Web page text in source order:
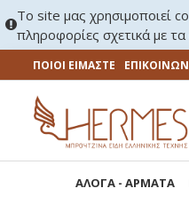
Το site μας χρησιμοποιεί
πληροφορίες σχετικά με
ΠΟΙΟΙ ΕΙΜΑΣΤΕ
ΑΛΟΓΑ - ΑΡΜΑΤΑ